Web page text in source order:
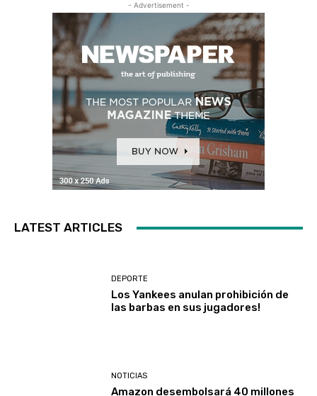
- Advertisement -
LATEST ARTICLES
DEPORTE
Los Yankees anulan prohibición de
las barbas en sus jugadores!
NOTICIAS
Amazon desembolsará 40 millones